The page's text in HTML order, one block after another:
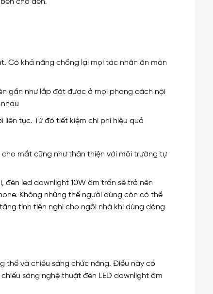
cho đèn.
Có khả năng chống lại mọi tác nhân ăn mòn
gần như lắp đặt được ở mọi phong cách nội
tục. Từ đó tiết kiệm chi phí hiệu quả
mắt cũng như thân thiện với môi trường tự
đèn led downlight 10W âm trần sẽ trở nên
Không những thế người dùng còn có thể
tính tiện nghi cho ngôi nhà khi dùng dòng
thể và chiếu sáng chức năng. Điều này có
sáng nghệ thuật đèn LED downlight âm